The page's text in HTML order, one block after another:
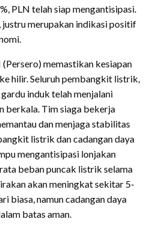
PLN telah siap mengantisipasi.
justru merupakan indikasi positif
memastikan kesiapan
hilir. Seluruh pembangkit listrik,
induk telah menjalani
berkala. Tim siaga bekerja
dan menjaga stabilitas
listrik dan cadangan daya
mengantisipasi lonjakan
beban puncak listrik selama
akan meningkat sekitar 5-
biasa, namun cadangan daya
batas aman.